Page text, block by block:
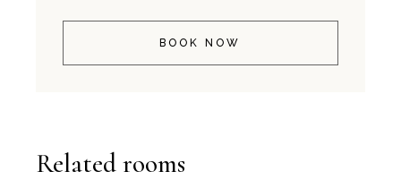
BOOK NOW
Related rooms